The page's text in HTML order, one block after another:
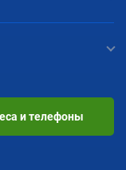
и телефоны